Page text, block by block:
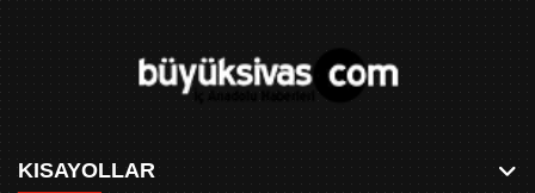
KISAYOLLAR